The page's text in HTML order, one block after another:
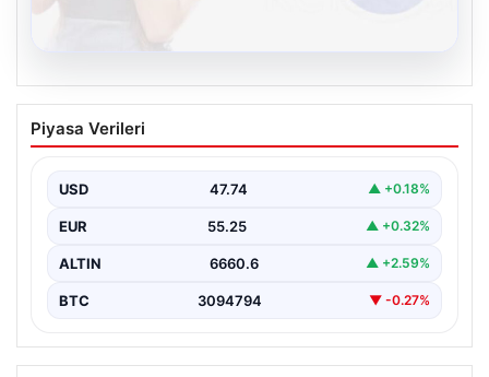
Kelebek sohbet platformu İle Çevrim içi
İletişimin Güvenli Adresi Ve Muhabbet
İnternet dünyasında kullanıcıların güvenli bir biçimde
çeşitli…
Piyasa Verileri
USD 47.74 ▲ +0.18%
EUR 55.25 ▲ +0.32%
ALTIN 6660.6 ▲ +2.59%
BTC 3094794 ▼ -0.27%